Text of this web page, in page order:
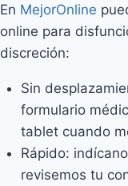
En MejorOnline
online para
discreción:
Sin
formulario
tablet cuando
Rápido:
revisemos tu